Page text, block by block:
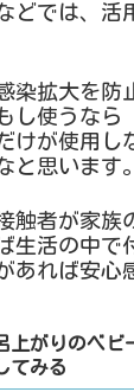
どでは、活
染拡大を防
し使うなら
けが使用
と思います。
触者が家族
生活の中で
あれば安心
上がりのベビ
てみる